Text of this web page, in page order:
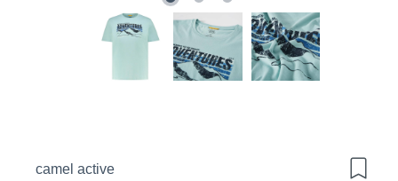
camel active